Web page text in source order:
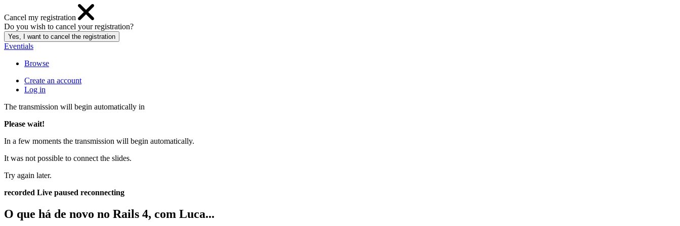
Cancel my registration
Do you wish to cancel your registration?
Eventials
Browse
Create an account
Log in
The transmission will begin automatically in
Please wait!
In a few moments the transmission will begin automatically.
It was not possible to connect the slides.
Try again later.
recorded Live paused reconnecting
O que há de novo no Rails 4, com Luca...